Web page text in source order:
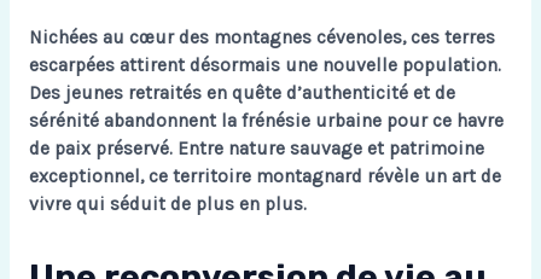
Nichées au cœur des montagnes cévenoles, ces terres
escarpées attirent désormais une nouvelle population.
Des jeunes retraités en quête d’authenticité et de
sérénité abandonnent la frénésie urbaine pour ce havre
de paix préservé. Entre nature sauvage et patrimoine
exceptionnel, ce territoire montagnard révèle un art de
vivre qui séduit de plus en plus.